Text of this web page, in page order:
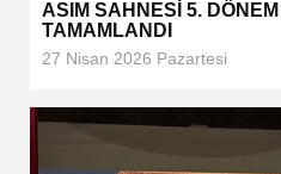
ASIM SAHNESİ 5. DÖNEM
TAMAMLANDI
27 Nisan 2026 Pazartesi